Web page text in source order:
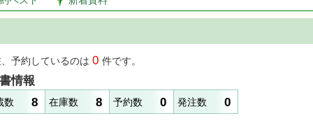
予約しているのは 0 件です。
情報
数 8 在庫数 8 予約数 0 発注数 0